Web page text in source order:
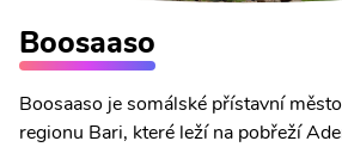
Boosaaso
Boosaaso je somálské přístavní
regionu Bari, které leží na pobřeží